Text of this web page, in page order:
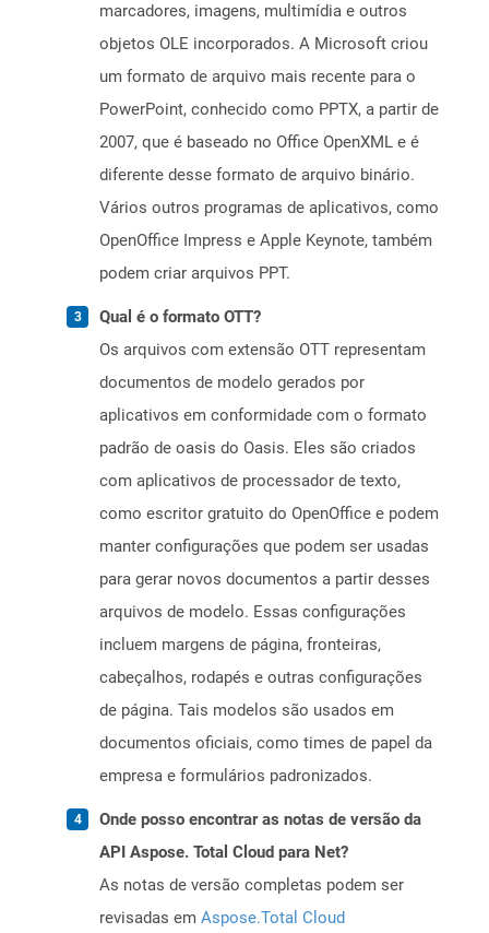
marcadores, imagens, multimídia e outros
objetos OLE incorporados. A Microsoft criou
um formato de arquivo mais recente para o
PowerPoint, conhecido como PPTX, a partir de
2007, que é baseado no Office OpenXML e é
diferente desse formato de arquivo binário.
Vários outros programas de aplicativos, como
OpenOffice Impress e Apple Keynote, também
podem criar arquivos PPT.
Qual é o formato OTT?
Os arquivos com extensão OTT representam
documentos de modelo gerados por
aplicativos em conformidade com o formato
padrão de oasis do Oasis. Eles são criados
com aplicativos de processador de texto,
como escritor gratuito do OpenOffice e podem
manter configurações que podem ser usadas
para gerar novos documentos a partir desses
arquivos de modelo. Essas configurações
incluem margens de página, fronteiras,
cabeçalhos, rodapés e outras configurações
de página. Tais modelos são usados ​​em
documentos oficiais, como times de papel da
empresa e formulários padronizados.
Onde posso encontrar as notas de versão da
API Aspose. Total Cloud para Net?
As notas de versão completas podem ser
revisadas em Aspose.Total Cloud